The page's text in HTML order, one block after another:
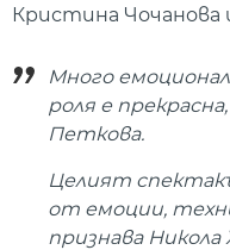
Кристина Чочанова
Много
роля е
Петкова.
Целият
от емоции,
признава